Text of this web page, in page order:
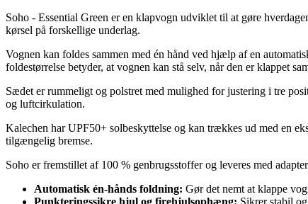
Soho - Essential Green er en klapvogn udviklet til at gøre
kørsel på forskellige underlag.
Vognen kan foldes sammen med én hånd ved hjælp af en
foldestørrelse betyder, at vognen kan stå selv, når den er klappet
Sædet er rummeligt og polstret med mulighed for justering i tre
og luftcirkulation.
Kalechen har UPF50+ solbeskyttelse og kan trækkes ud med en
tilgængelig bremse.
Soho er fremstillet af 100 % genbrugsstoffer og leveres med
Automatisk én-hånds foldning: Gør det nemt at klappe
Punkteringssikre hjul og firehjulsophæng: Sikrer stabil